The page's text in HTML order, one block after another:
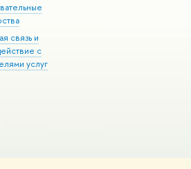
связь и
с
услуг